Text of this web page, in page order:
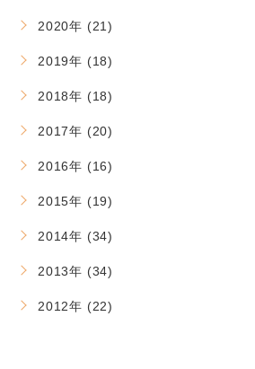
2020年 (21)
2019年 (18)
2018年 (18)
2017年 (20)
2016年 (16)
2015年 (19)
2014年 (34)
2013年 (34)
2012年 (22)